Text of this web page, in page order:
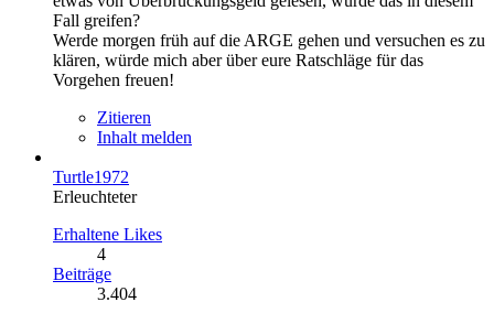
Fall greifen?
Werde morgen früh auf die ARGE gehen und versuchen es zu
klären, würde mich aber über eure Ratschläge für das
Vorgehen freuen!
Zitieren
Inhalt melden
Turtle1972
Erleuchteter
Erhaltene Likes
4
Beiträge
3.404